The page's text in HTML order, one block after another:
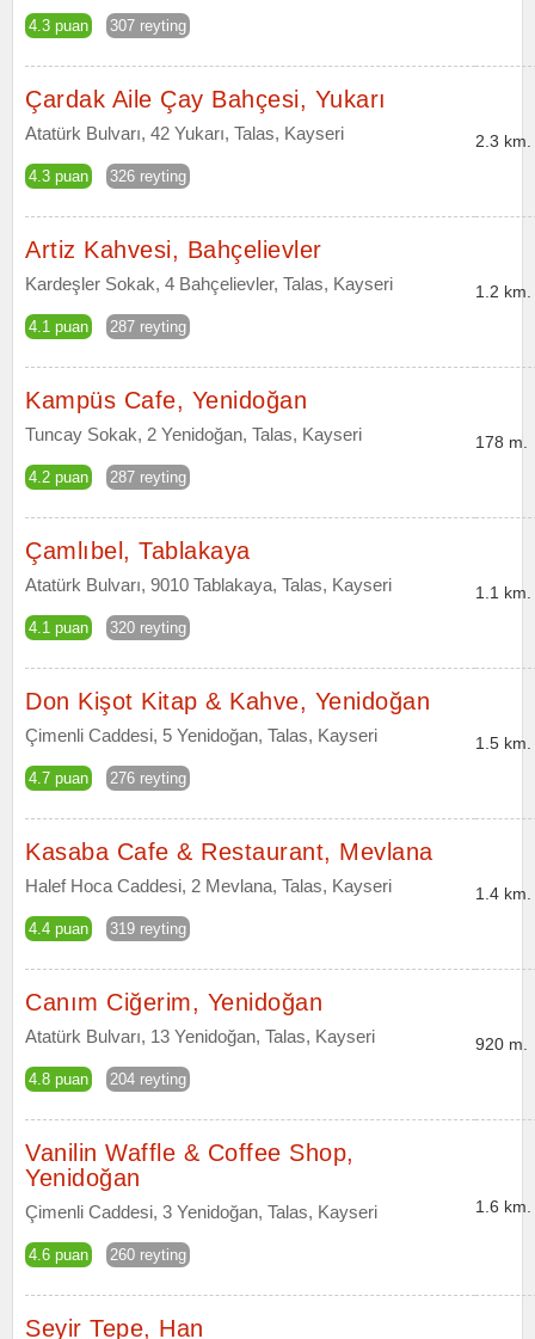
4.3 puan 307 reyting
Çardak Aile Çay Bahçesi, Yukarı
Atatürk Bulvarı, 42 Yukarı, Talas, Kayseri
4.3 puan 326 reyting
2.3 km.
Artiz Kahvesi, Bahçelievler
Kardeşler Sokak, 4 Bahçelievler, Talas, Kayseri
4.1 puan 287 reyting
1.2 km.
Kampüs Cafe, Yenidoğan
Tuncay Sokak, 2 Yenidoğan, Talas, Kayseri
4.2 puan 287 reyting
178 m.
Çamlıbel, Tablakaya
Atatürk Bulvarı, 9010 Tablakaya, Talas, Kayseri
4.1 puan 320 reyting
1.1 km.
Don Kişot Kitap & Kahve, Yenidoğan
Çimenli Caddesi, 5 Yenidoğan, Talas, Kayseri
4.7 puan 276 reyting
1.5 km.
Kasaba Cafe & Restaurant, Mevlana
Halef Hoca Caddesi, 2 Mevlana, Talas, Kayseri
4.4 puan 319 reyting
1.4 km.
Canım Ciğerim, Yenidoğan
Atatürk Bulvarı, 13 Yenidoğan, Talas, Kayseri
4.8 puan 204 reyting
920 m.
Vanilin Waffle & Coffee Shop,
Yenidoğan
Çimenli Caddesi, 3 Yenidoğan, Talas, Kayseri
4.6 puan 260 reyting
1.6 km.
Seyir Tepe, Han